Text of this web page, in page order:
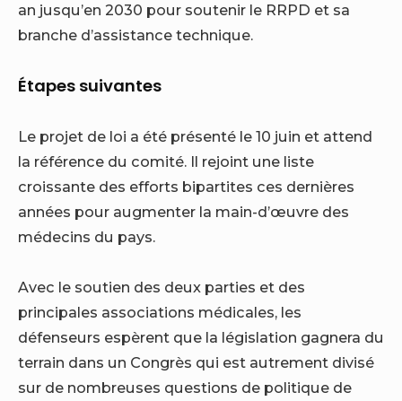
an jusqu’en 2030 pour soutenir le RRPD et sa
branche d’assistance technique.
Étapes suivantes
Le projet de loi a été présenté le 10 juin et attend
la référence du comité. Il rejoint une liste
croissante des efforts bipartites ces dernières
années pour augmenter la main-d’œuvre des
médecins du pays.
Avec le soutien des deux parties et des
principales associations médicales, les
défenseurs espèrent que la législation gagnera du
terrain dans un Congrès qui est autrement divisé
sur de nombreuses questions de politique de